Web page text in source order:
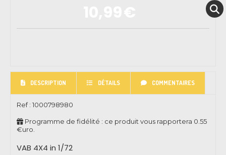
DESCRIPTION DÉTAILS COMMENTAIRES
Ref : 1000798980
Programme de fidélité : ce produit vous rapportera 0.55
€uro.
VAB 4X4 in 1/72